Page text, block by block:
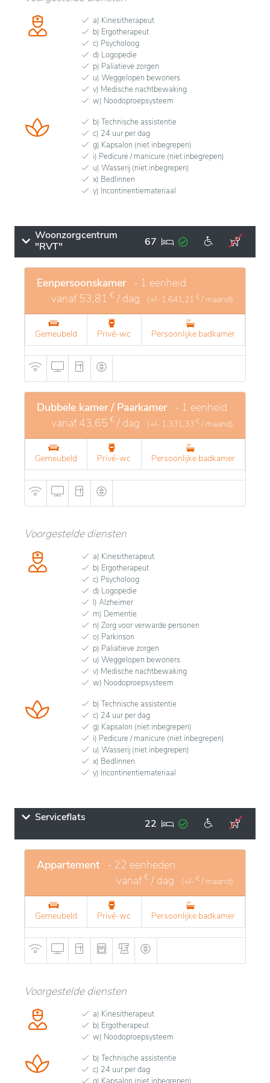
a) Kinesitherapeut
b) Ergotherapeut
c) Psycholoog
d) Logopedie
p) Paliatieve zorgen
u) Weggelopen bewoners
v) Medische nachtbewaking
w) Noodoproepsysteem
b) Technische assistentie
c) 24 uur per dag
g) Kapsalon (niet inbegrepen)
i) Pedicure / manicure (niet inbegrepen)
u) Wasserij (niet inbegrepen)
x) Bedlinnen
y) Incontinentiemateriaal
Woonzorgcentrum
"RVT"
67
Eenpersoonskamer - 1 eenheid
vanaf 53,81 € / dag (+/- 1.641,21 € / maand)
Gemeubeld Privé-wc Persoonlijke badkamer
Dubbele kamer / Paarkamer - 1 eenheid
vanaf43,65 € / dag (+/- 1.331,33 € / maand)
Gemeubeld Privé-wc Persoonlijke badkamer
Voorgestelde diensten
a) Kinesitherapeut
b) Ergotherapeut
c) Psycholoog
d) Logopedie
l) Alzheimer
m) Dementie
n) Zorg voor verwarde personen
o) Parkinson
p) Paliatieve zorgen
u) Weggelopen bewoners
v) Medische nachtbewaking
w) Noodoproepsysteem
b) Technische assistentie
c) 24 uur per dag
g) Kapsalon (niet inbegrepen)
i) Pedicure / manicure (niet inbegrepen)
u) Wasserij (niet inbegrepen)
x) Bedlinnen
y) Incontinentiemateriaal
Serviceflats 22
Appartement - 22 eenheden
vanaf€ / dag (+/- € / maand)
Gemeubeld Privé-wc Persoonlijke badkamer
Voorgestelde diensten
a) Kinesitherapeut
b) Ergotherapeut
w) Noodoproepsysteem
b) Technische assistentie
c) 24 uur per dag